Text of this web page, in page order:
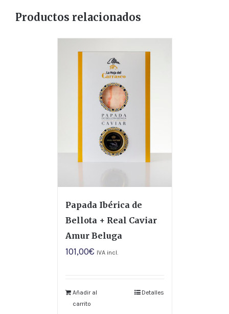
Productos relacionados
Papada Ibérica de
Bellota + Real Caviar
Amur Beluga
101,00€ IVA incl.
Añadir al
carrito
Detalles